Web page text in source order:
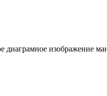
изображение